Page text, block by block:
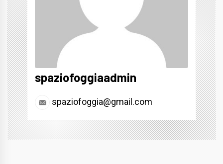
spaziofoggiaadmin
spaziofoggia@gmail.com